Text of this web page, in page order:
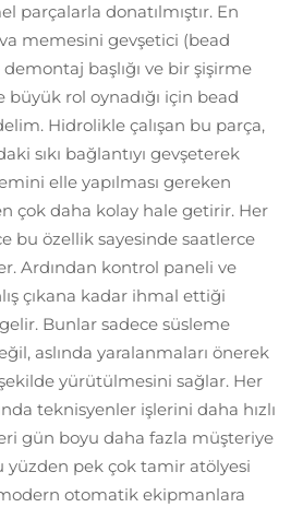
parçalarla donatılmıştır. En
memesini gevşetici (bead
başlığı ve bir şişirme
rol oynadığı için bead
Hidrolikle çalışan bu parça,
sıkı bağlantıyı gevşeterek
elle yapılması gereken
çok daha kolay hale getirir. Her
bu özellik sayesinde saatlerce
Ardından kontrol paneli ve
çıkana kadar ihmal ettiği
Bunlar sadece süsleme
aslında yaralanmaları önerek
yürütülmesini sağlar. Her
teknisyenler işlerini daha hızlı
gün boyu daha fazla müşteriye
yüzden pek çok tamir atölyesi
otomatik ekipmanlara